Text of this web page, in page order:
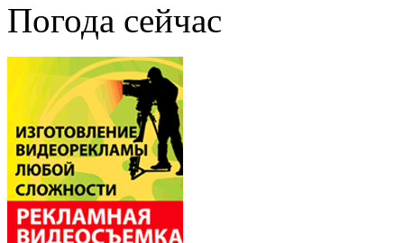
Погода сейчас